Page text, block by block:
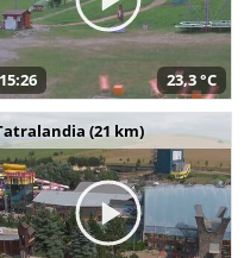
15:26 23,3 °C
(21 km)